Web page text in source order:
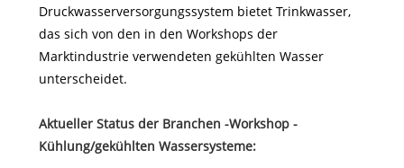
Druckwasserversorgungssystem bietet Trinkwasser,
das sich von den in den Workshops der
Marktindustrie verwendeten gekühlten Wasser
unterscheidet.
Aktueller Status der Branchen -Workshop -
Kühlung/gekühlten Wassersysteme: